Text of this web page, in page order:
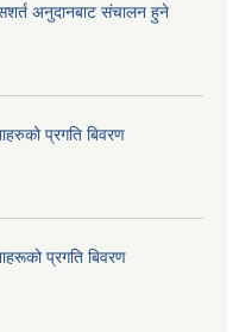
सशर्त अनुदानबाट संचालन हुने
प्रगति बिवरण
प्रगति बिवरण